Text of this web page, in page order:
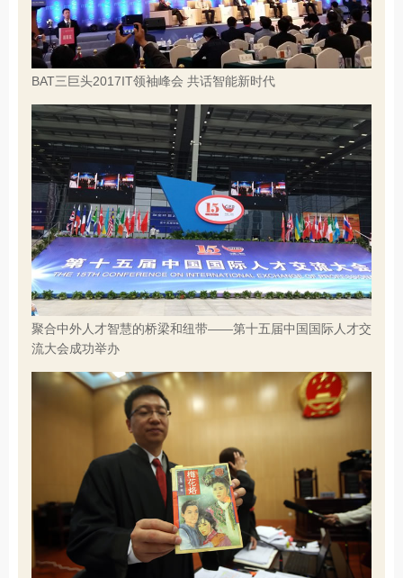
BAT三巨头2017IT领袖峰会 共话智能新时代
聚合中外人才智慧的桥梁和纽带——第十五届中国国际人才交
流大会成功举办